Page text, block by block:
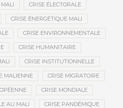
CRISE ÉLECTORALE
CRISE ÉNERGÉTIQUE MALI
CRISE ENVIRONNEMENTALE
CRISE HUMANITAIRE
CRISE INSTITUTIONNELLE
MALIENNE CRISE MIGRATOIRE
CRISE MONDIALE
AU MALI CRISE PANDÉMIQUE